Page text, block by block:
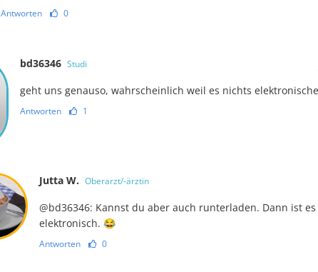
Antworten 0
bd36346 Studi
geht uns genauso, wahrscheinlich weil es nichts
Antworten 1
Jutta W. Oberarzt/-ärztin
@bd36346: Kannst du aber auch runterladen. Dann ist
elektronisch. 😂
Antworten 0